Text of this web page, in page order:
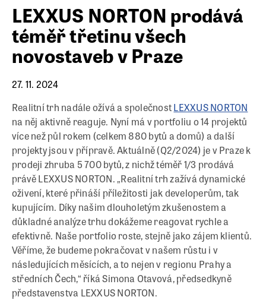
LEXXUS NORTON prodává
téměř třetinu všech
novostaveb v Praze
27. 11. 2024
Realitní trh nadále ožívá a společnostLEXXUS NORTON
na něj aktivně reaguje. Nyní má v portfoliu o 14 projektů
více než půl rokem (celkem 880 bytů a domů) a další
projekty jsou v přípravě. Aktuálně (Q2/2024) je v Praze k
prodeji zhruba 5 700 bytů, z nichž téměř 1/3 prodává
právě LEXXUS NORTON. „Realitní trh zažívá dynamické
oživení, které přináší příležitosti jak developerům, tak
kupujícím. Díky našim dlouholetým zkušenostem a
důkladné analýze trhu dokážeme reagovat rychle a
efektivně. Naše portfolio roste, stejně jako zájem klientů.
Věříme, že budeme pokračovat v našem růstu i v
následujících měsících, a to nejen v regionu Prahy a
středních Čech,“ říká Simona Otavová, předsedkyně
představenstva LEXXUS NORTON.